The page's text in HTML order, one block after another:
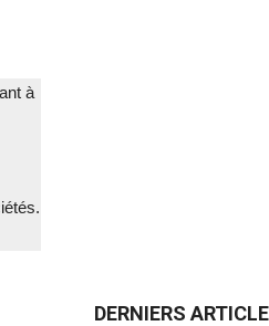
à
DERNIERS